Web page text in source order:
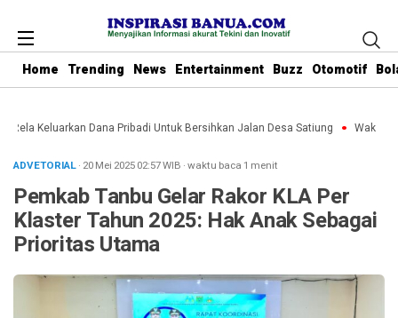
Home Trending News Entertainment Buzz Otomotif
Rela Keluarkan Dana Pribadi Untuk Bersihkan Jalan Desa Satiung Waket
ADVETORIAL· 20 Mei 202502:57WIB ·waktu baca 1 menit
Pemkab Tanbu Gelar Rakor KLA Per
Klaster Tahun 2025: Hak Anak Sebagai
Prioritas Utama